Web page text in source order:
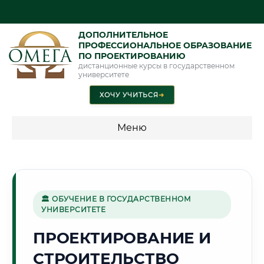
ДОПОЛНИТЕЛЬНОЕ
ПРОФЕССИОНАЛЬНОЕ ОБРАЗОВАНИЕ
ПО ПРОЕКТИРОВАНИЮ
дистанционные курсы в государственном
университете
ХОЧУ УЧИТЬСЯ➜
Меню
🧊
Г. МУРМАНСК
🏛 ОБУЧЕНИЕ В ГОСУДАРСТВЕННОМ
УНИВЕРСИТЕТЕ
ПРОЕКТИРОВАНИЕ И
СТРОИТЕЛЬСТВО